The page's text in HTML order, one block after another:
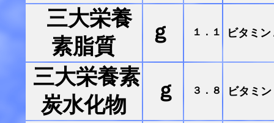
三大栄養
素脂質
ｇ １．１ ビタミ
三大栄養素
炭水化物
ｇ ３．８ ビタミ